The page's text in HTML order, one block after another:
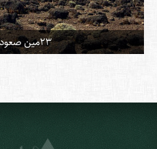
23مین صعود کلیمانجارو